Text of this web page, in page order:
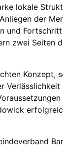
lokale
der
und
zwei Seiten
Konzept,